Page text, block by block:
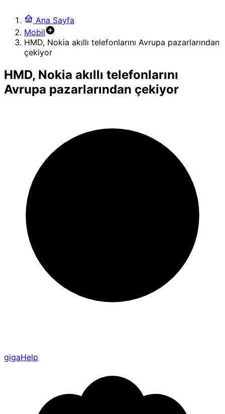
Ana Sayfa
Mobil
HMD, Nokia akıllı telefonlarını Avrupa pazarlarından
çekiyor
HMD, Nokia akıllı telefonlarını
Avrupa pazarlarından çekiyor
gigaHelp